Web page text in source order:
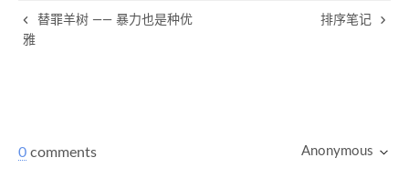
替罪羊树 —— 暴力也是种优
雅
排序笔记
0 comments Anonymous